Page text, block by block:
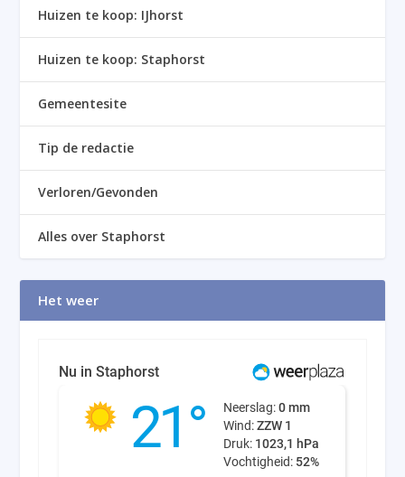
Huizen te koop: IJhorst
Huizen te koop: Staphorst
Gemeentesite
Tip de redactie
Verloren/Gevonden
Alles over Staphorst
Het weer